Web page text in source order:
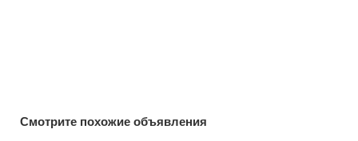
Смотрите похожие объявления